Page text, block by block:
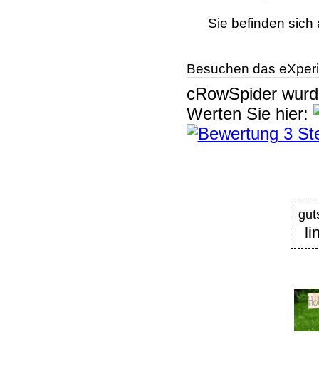
Sie befinden sich
Besuchen das
cRowSpider
Werten Sie hier: